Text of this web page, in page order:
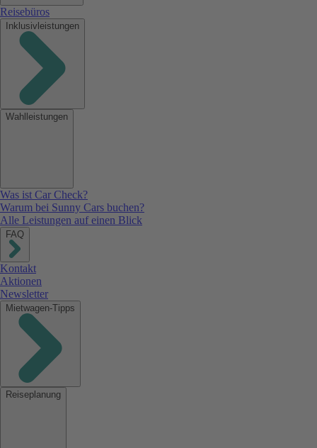
Reisebüros
Inklusivleistungen
Wahlleistungen
Was ist Car Check?
Warum bei Sunny Cars buchen?
Alle Leistungen auf einen Blick
FAQ
Kontakt
Aktionen
Newsletter
Mietwagen-Tipps
Reiseplanung